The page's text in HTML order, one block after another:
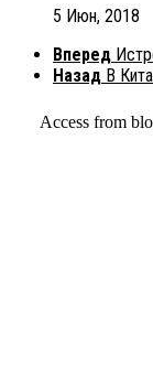
5 Июн, 2018
Вперед
Назад В